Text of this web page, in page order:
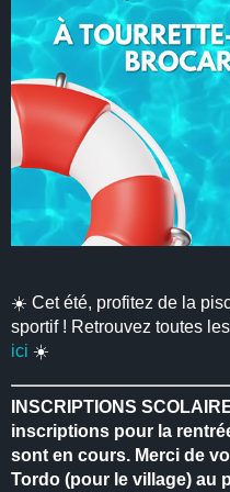
☀️ Cet été, profitez de la
sportif ! Retrouvez toutes
ici ☀️
INSCRIPTIONS
inscriptions pour la
sont en cours. Merci de
Tordo (pour le village) au